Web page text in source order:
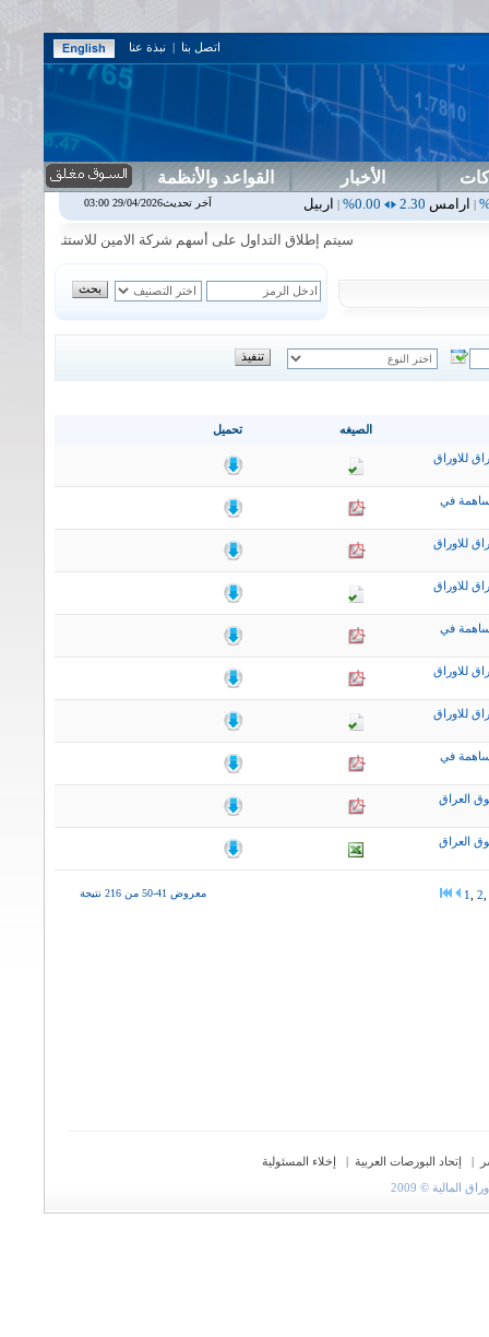
اتصل بنا | نبذة عنا
الأخبار القواعد والأنظمة
|اربيل 0.00
0.00%
|اسفنج1.87
سيتم إطلاق التداول على أسهم شركة الامين للاستثمار المالي في
تحميل الصيغه
للاوراق
في
للاوراق
للاوراق
في
للاوراق
للاوراق
في
العراق
العراق
معروض 41-50 من 216 نتيجة 1 2
| إتحاد البورصات العربية |
إخلاء المسئولية
© 2009